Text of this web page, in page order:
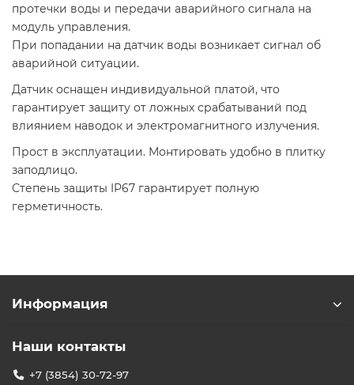
протечки воды и передачи аварийного сигнала на
модуль управления.
При попадании на датчик воды возникает сигнал об
аварийной ситуации.
Датчик оснащен индивидуальной платой, что
гарантирует защиту от ложных срабатываний под
влиянием наводок и электромагнитного излучения.
Прост в эксплуатации. Монтировать удобно в плитку
заподлицо.
Степень защиты IP67 гарантирует полную
герметичность.
Информация
Наши контакты
+7 (3854) 30-72-97